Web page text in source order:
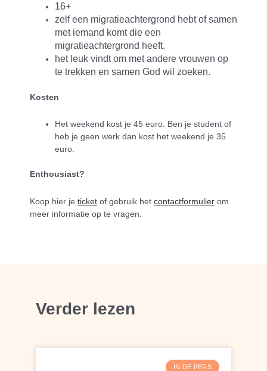
16+
zelf een migratieachtergrond hebt of samen
met iemand komt die een
migratieachtergrond heeft.
het leuk vindt om met andere vrouwen op
te trekken en samen God wil zoeken.
Kosten
Het weekend kost je 45 euro. Ben je student of
heb je geen werk dan kost het weekend je 35
euro.
Enthousiast?
Koop hier je ticket of gebruik het contactformulier om
meer informatie op te vragen.
Verder lezen
IN DE PERS